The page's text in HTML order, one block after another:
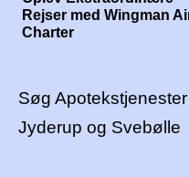
Rejser med Wingman
Charter
Søg
Jyderup og Svebølle